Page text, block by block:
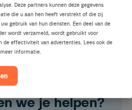
Deze partners kunnen deze gegevens
die u aan hen heeft verstrekt of die zij
gebruik van hun diensten. Een deel van de
wordt verzameld, wordt gebruikt voor
de effectiviteit van advertenties. Lees ook de
informatie.
SmartTag Eating Accuracy
Comparing Nedap Heat
Nedap SmartTag Accuracy
we je helpen?